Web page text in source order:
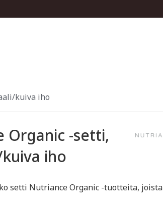
kuiva iho
Organic -setti,
iho
setti Nutriance Organic -tuotteita, joista